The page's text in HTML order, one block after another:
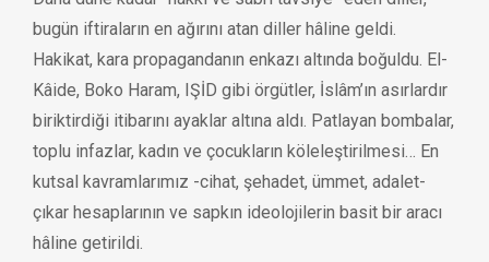
bugün iftiraların en ağırını atan diller hâline geldi.
Hakikat, kara propagandanın enkazı altında boğuldu. El-
Kâide, Boko Haram, IŞİD gibi örgütler, İslâm’ın asırlardır
biriktirdiği itibarını ayaklar altına aldı. Patlayan bombalar,
toplu infazlar, kadın ve çocukların köleleştirilmesi… En
kutsal kavramlarımız -cihat, şehadet, ümmet, adalet-
çıkar hesaplarının ve sapkın ideolojilerin basit bir aracı
hâline getirildi.